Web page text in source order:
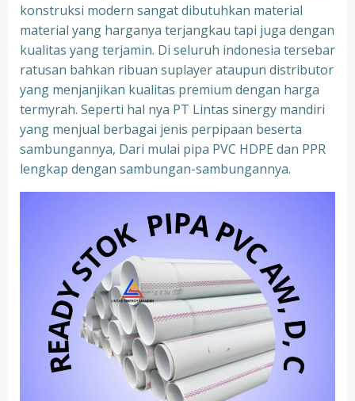
konstruksi modern sangat dibutuhkan material
material yang harganya terjangkau tapi juga dengan
kualitas yang terjamin. Di seluruh indonesia tersebar
ratusan bahkan ribuan suplayer ataupun distributor
yang menjanjikan kualitas premium dengan harga
termyrah. Seperti hal nya PT Lintas sinergy mandiri
yang menjual berbagai jenis perpipaan beserta
sambungannya, Dari mulai pipa PVC HDPE dan PPR
lengkap dengan sambungan-sambungannya.